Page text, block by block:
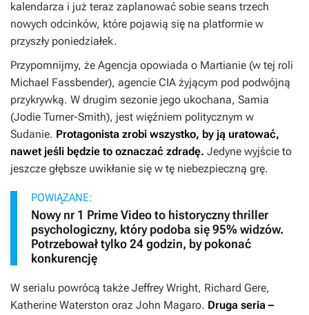
kalendarza i już teraz zaplanować sobie seans trzech
nowych odcinków, które pojawią się na platformie w
przyszły poniedziałek.
Przypomnijmy, że Agencja opowiada o Martianie (w tej roli
Michael Fassbender), agencie CIA żyjącym pod podwójną
przykrywką. W drugim sezonie jego ukochana, Samia
(Jodie Turner-Smith), jest więźniem politycznym w
Sudanie. Protagonista zrobi wszystko, by ją uratować,
nawet jeśli będzie to oznaczać zdradę. Jedyne wyjście to
jeszcze głębsze uwikłanie się w tę niebezpieczną grę.
POWIĄZANE:
Nowy nr 1 Prime Video to historyczny thriller
psychologiczny, który podoba się 95% widzów.
Potrzebował tylko 24 godzin, by pokonać
konkurencję
W serialu powrócą także Jeffrey Wright, Richard Gere,
Katherine Waterston oraz John Magaro. Druga seria –